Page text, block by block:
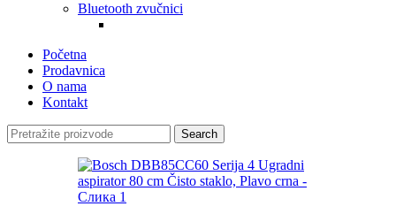
Bluetooth zvučnici
Početna
Prodavnica
O nama
Kontakt
Search